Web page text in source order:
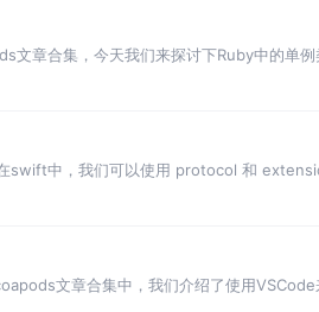
章合集，今天我们来探讨下Ruby中的单
中，我们可以使用 protocol 和
文章合集中，我们介绍了使用